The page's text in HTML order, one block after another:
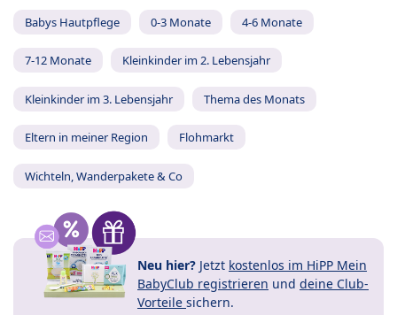
Babys Hautpflege 0-3 Monate 4-6 Monate
7-12 Monate Kleinkinder im 2. Lebensjahr
Kleinkinder im 3. Lebensjahr Thema des Monats
Eltern in meiner Region Flohmarkt
Wichteln, Wanderpakete & Co
Neu hier? Jetzt kostenlos im HiPP Mein
BabyClub registrieren und deine Club-
Vorteile sichern.